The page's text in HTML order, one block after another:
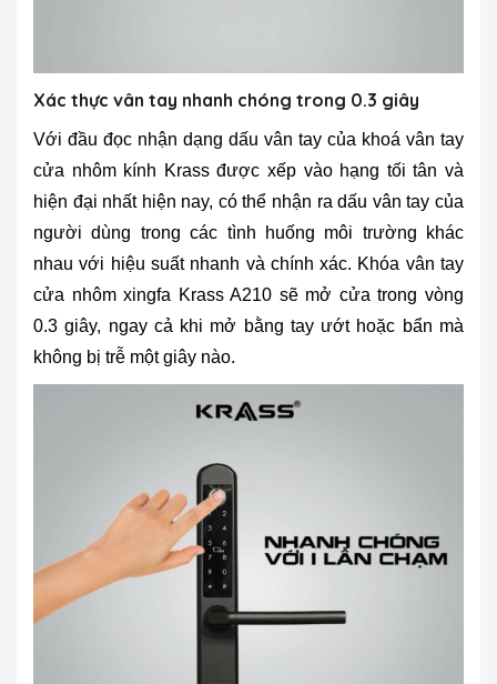
Xác thực vân tay nhanh chóng trong 0.3 giây
Với đầu đọc nhận dạng dấu vân tay của khoá vân tay
cửa nhôm kính Krass được xếp vào hạng tối tân và
hiện đại nhất hiện nay, có thể nhận ra dấu vân tay của
người dùng trong các tình huống môi trường khác
nhau với hiệu suất nhanh và chính xác. Khóa vân tay
cửa nhôm xingfa Krass A210 sẽ mở cửa trong vòng
0.3 giây, ngay cả khi mở bằng tay ướt hoặc bẩn mà
không bị trễ một giây nào.